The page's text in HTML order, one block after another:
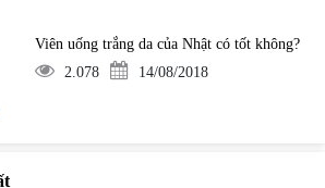
Viên uống trắng da của Nhật có tốt không?
2.078
14/08/2018